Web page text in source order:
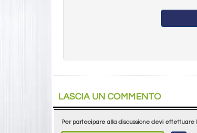
LASCIA UN COMMENTO
Per partecipare alla discussione devi effettuare